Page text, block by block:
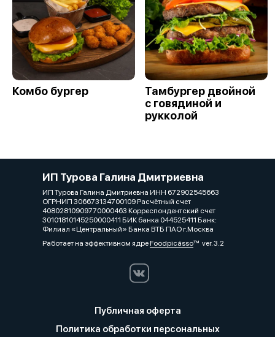
Комбо бургер
Тамбургер двойной
с говядиной и
рукколой
ИП Турова Галина Дмитриевна
ИП Турова Галина Дмитриевна ИНН 672902545663
ОГРНИП 306673134700109 Расчётный счет
40802810909770000463 Корреспондентский счет
30101810145250000411 БИК банка 044525411 Банк:
Филиал «Центральный» Банка ВТБ ПАО г.Москва
Работает на эффективном ядреFoodpicássover. 3.2
Публичная оферта
Политика обработки персональных